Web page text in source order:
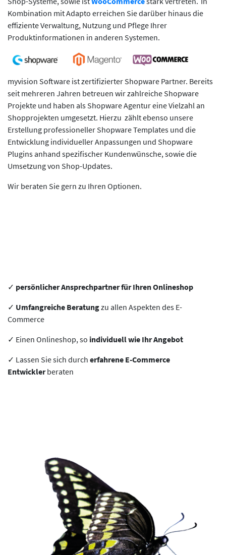
Kombination mit Adapto erreichen Sie darüber hinaus die
effiziente Verwaltung, Nutzung und Pflege Ihrer
Produktinformationen in anderen Systemen.
myvision Software ist zertifizierter Shopware Partner. Bereits
seit mehreren Jahren betreuen wir zahlreiche Shopware
Projekte und haben als Shopware Agentur eine Vielzahl an
Shopprojekten umgesetzt. Hierzu zählt ebenso unsere
Erstellung professioneller Shopware Templates und die
Entwicklung individueller Anpassungen und Shopware
Plugins anhand spezifischer Kundenwünsche, sowie die
Umsetzung von Shop-Updates.
Wir beraten Sie gern zu Ihren Optionen.
✓ persönlicher Ansprechpartnerfür Ihren Onlineshop
✓ Umfangreiche Beratungzu allen Aspekten des E-
Commerce
✓ Einen Onlineshop, so individuell wie Ihr Angebot
✓ Lassen Sie sich durch erfahrene E-Commerce
Entwicklerberaten